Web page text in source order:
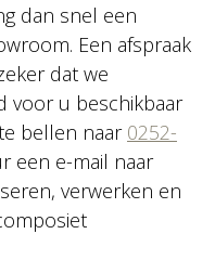
dan snel een
Een afspraak
dat we
voor u beschikbaar
bellen naar 0252-
een e-mail naar
verwerken en